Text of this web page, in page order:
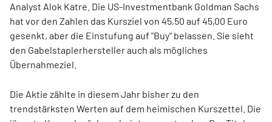
Analyst Alok Katre. Die US-Investmentbank Goldman Sachs
hat vor den Zahlen das Kursziel von 45,50 auf 45,00 Euro
gesenkt, aber die Einstufung auf "Buy" belassen. Sie sieht
den Gabelstaplerhersteller auch als mögliches
Übernahmeziel.
Die Aktie zählte in diesem Jahr bisher zu den
trendstärksten Werten auf dem heimischen Kurszettel. Die